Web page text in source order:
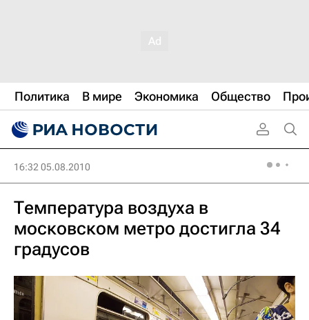
Политика В мире Экономика Общество
16:32 05.08.2010
Температура воздуха в
московском метро достигла 34
градусов